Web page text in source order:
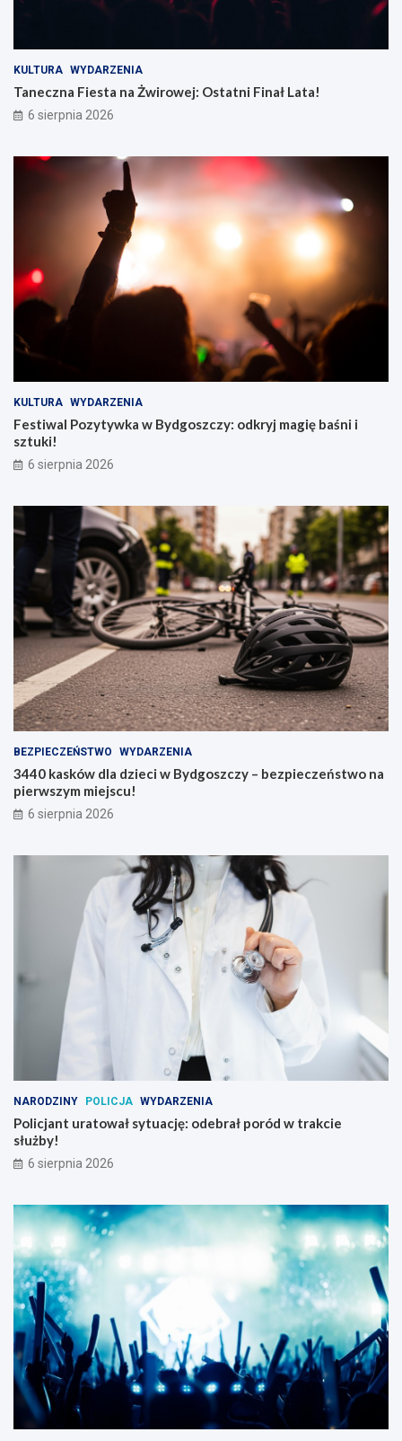
KULTURA WYDARZENIA
Taneczna Fiesta na Żwirowej: Ostatni Finał Lata!
6 sierpnia 2026
KULTURA WYDARZENIA
Festiwal Pozytywka w Bydgoszczy: odkryj magię baśni i
sztuki!
6 sierpnia 2026
BEZPIECZEŃSTWO WYDARZENIA
3440 kasków dla dzieci w Bydgoszczy – bezpieczeństwo na
pierwszym miejscu!
6 sierpnia 2026
NARODZINY POLICJA WYDARZENIA
Policjant uratował sytuację: odebrał poród w trakcie
służby!
6 sierpnia 2026